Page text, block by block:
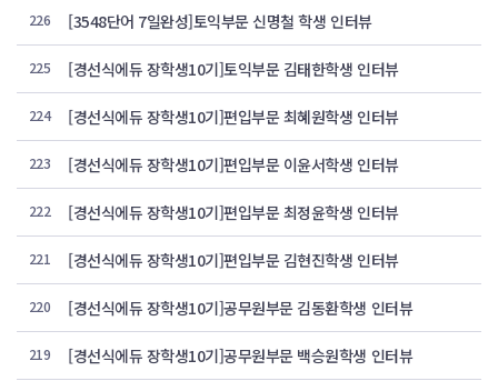
226 [3548단어 7일완성]토익부문 신명철 학생 인터뷰
225 [경선식에듀 장학생10기]토익부문 김태한학생 인터뷰
224 [경선식에듀 장학생10기]편입부문 최혜원학생 인터뷰
223 [경선식에듀 장학생10기]편입부문 이윤서학생 인터뷰
222 [경선식에듀 장학생10기]편입부문 최정윤학생 인터뷰
221 [경선식에듀 장학생10기]편입부문 김현진학생 인터뷰
220 [경선식에듀 장학생10기]공무원부문 김동환학생 인터뷰
219 [경선식에듀 장학생10기]공무원부문 백승원학생 인터뷰